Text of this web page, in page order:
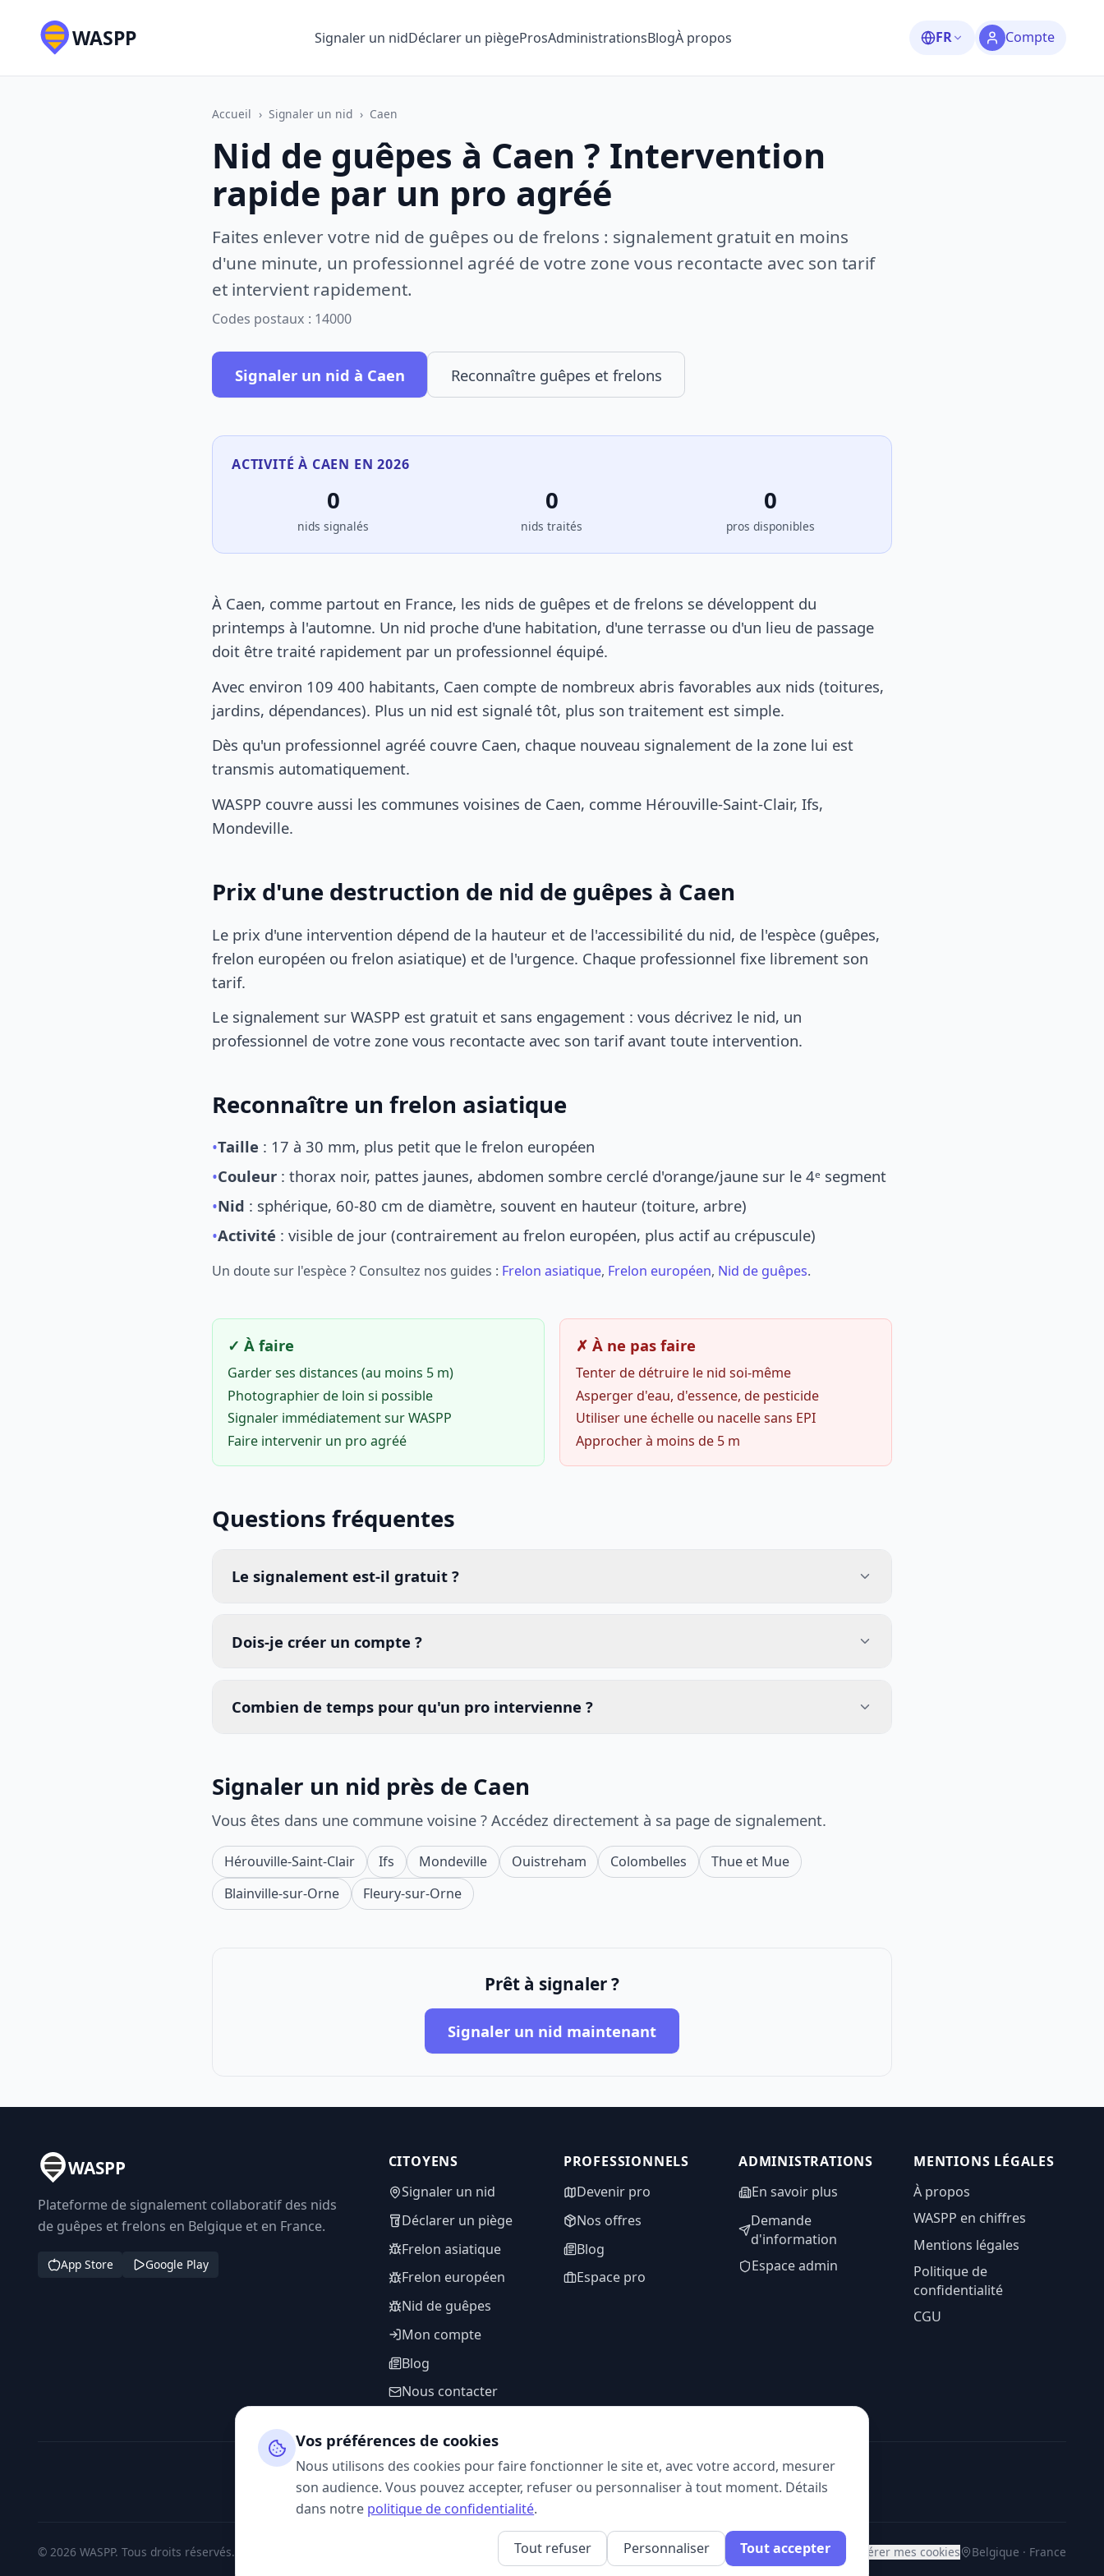
WASPP Signaler un nidDéclarer un piègeProsAdministrationsBlogÀ propos FR Compte
Accueil › Signaler un nid › Caen
Nid de guêpes à Caen ? Intervention
rapide par un pro agréé
Faites enlever votre nid de guêpes ou de frelons : signalement gratuit en moins
d'une minute, un professionnel agréé de votre zone vous recontacte avec son tarif
et intervient rapidement.
Codes postaux : 14000
Signaler un nid à Caen Reconnaître guêpes et frelons
ACTIVITÉ À CAEN EN 2026
0
nids signalés
0
nids traités
0
pros disponibles
À Caen, comme partout en France, les nids de guêpes et de frelons se développent du
printemps à l'automne. Un nid proche d'une habitation, d'une terrasse ou d'un lieu de passage
doit être traité rapidement par un professionnel équipé.
Avec environ 109 400 habitants, Caen compte de nombreux abris favorables aux nids (toitures,
jardins, dépendances). Plus un nid est signalé tôt, plus son traitement est simple.
Dès qu'un professionnel agréé couvre Caen, chaque nouveau signalement de la zone lui est
transmis automatiquement.
WASPP couvre aussi les communes voisines de Caen, comme Hérouville-Saint-Clair, Ifs,
Mondeville.
Prix d'une destruction de nid de guêpes à Caen
Le prix d'une intervention dépend de la hauteur et de l'accessibilité du nid, de l'espèce (guêpes,
frelon européen ou frelon asiatique) et de l'urgence. Chaque professionnel fixe librement son
tarif.
Le signalement sur WASPP est gratuit et sans engagement : vous décrivez le nid, un
professionnel de votre zone vous recontacte avec son tarif avant toute intervention.
Reconnaître un frelon asiatique
•Taille : 17 à 30 mm, plus petit que le frelon européen
•Couleur : thorax noir, pattes jaunes, abdomen sombre cerclé d'orange/jaune sur le 4ᵉ segment
•Nid : sphérique, 60-80 cm de diamètre, souvent en hauteur (toiture, arbre)
•Activité : visible de jour (contrairement au frelon européen, plus actif au crépuscule)
Un doute sur l'espèce ? Consultez nos guides : Frelon asiatique, Frelon européen, Nid de guêpes.
✓ À faire
Garder ses distances (au moins 5 m)
Photographier de loin si possible
Signaler immédiatement sur WASPP
Faire intervenir un pro agréé
✗ À ne pas faire
Tenter de détruire le nid soi-même
Asperger d'eau, d'essence, de pesticide
Utiliser une échelle ou nacelle sans EPI
Approcher à moins de 5 m
Questions fréquentes
Le signalement est-il gratuit ?
Dois-je créer un compte ?
Combien de temps pour qu'un pro intervienne ?
Signaler un nid près de Caen
Vous êtes dans une commune voisine ? Accédez directement à sa page de signalement.
Hérouville-Saint-Clair Ifs Mondeville Ouistreham Colombelles
Thue et Mue
Blainville-sur-Orne
Fleury-sur-Orne
Prêt à signaler ?
Signaler un nid maintenant
WASPP
Plateforme de signalement collaboratif des nids
de guêpes et frelons en Belgique et en France.
App Store Google Play
CITOYENS
Signaler un nid
Déclarer un piège
Frelon asiatique
Frelon européen
Nid de guêpes
Mon compte
Blog
Nous contacter
PROFESSIONNELS
Devenir pro
Nos offres
Blog
Espace pro
ADMINISTRATIONS
En savoir plus
Demande
d'information
Espace admin
MENTIONS LÉGALES
À propos
WASPP en chiffres
Mentions légales
Politique de
confidentialité
CGU
SUIVEZ-NOUS
© 2026 WASPP. Tous droits réservés. Gérer mes cookies Belgique · France
Vos préférences de cookies
Nous utilisons des cookies pour faire fonctionner le site et, avec votre accord, mesurer
son audience. Vous pouvez accepter, refuser ou personnaliser à tout moment. Détails
dans notre politique de confidentialité.
Tout refuser Personnaliser Tout accepter